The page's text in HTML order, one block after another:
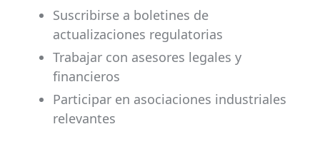
Suscribirse a boletines de
actualizaciones regulatorias
Trabajar con asesores legales y
financieros
Participar en asociaciones industriales
relevantes